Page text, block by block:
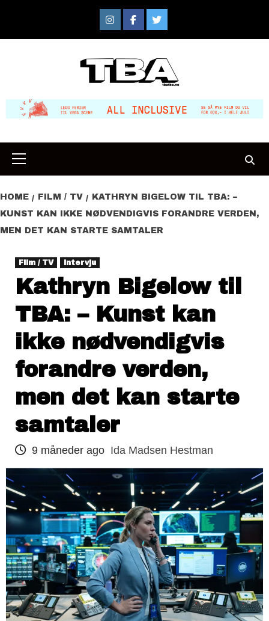
content
InstagramFacebook
Twitter
Primary
Menu
HOME FILM / TV
KATHRYN BIGELOW TIL TBA: –
KUNST KAN IKKE NØDVENDIGVIS FORANDRE VERDEN,
MEN DET KAN STARTE SAMTALER
Film / TV Intervju
Kathryn Bigelow til
TBA: – Kunst kan
ikke nødvendigvis
forandre verden,
men det kan starte
samtaler
9 måneder ago Ida Madsen Hestman